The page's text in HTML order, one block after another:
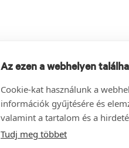
Az ezen a webhelyen
Cookie-kat használunk a
információk gyűjtésére és
valamint a tartalom és a
Tudj meg többet